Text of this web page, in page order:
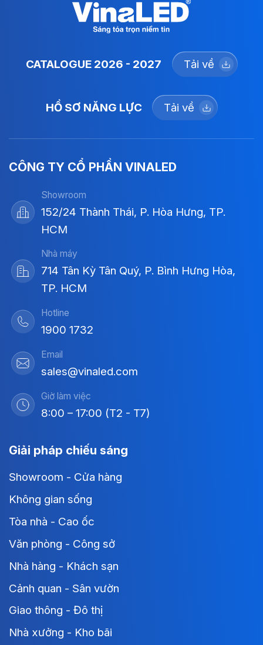
CATALOGUE 2026 - 2027 Tải về
HỒ SƠ NĂNG LỰC Tải về
CÔNG TY CỔ PHẦN VINALED
Showroom
152/24 Thành Thái, P. Hòa Hưng, TP.
HCM
Nhà máy
714 Tân Kỳ Tân Quý, P. Bình Hưng Hòa,
TP. HCM
Hotline
1900 1732
Email
sales@vinaled.com
Giờ làm việc
8:00 – 17:00 (T2 - T7)
Giải pháp chiếu sáng
Showroom - Cửa hàng
Không gian sống
Tòa nhà - Cao ốc
Văn phòng - Công sở
Nhà hàng - Khách sạn
Cảnh quan - Sân vườn
Giao thông - Đô thị
Nhà xưởng - Kho bãi